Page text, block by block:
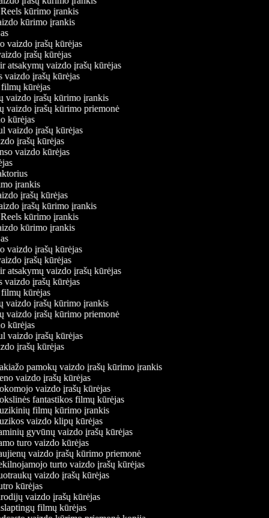
Reels kūrimo įrankis
kūrimo įrankis
vaizdo įrašų kūrėjas
įrašų kūrėjas
atsakymų vaizdo įrašų kūrėjas
vaizdo įrašų kūrėjas
filmų kūrėjas
vaizdo įrašų kūrimo įrankis
vaizdo įrašų kūrimo priemonė
kūrėjas
vaizdo įrašų kūrėjas
įrašų kūrėjas
vaizdo kūrėjas
įrankis
įrašų kūrėjas
įrašų kūrimo įrankis
Reels kūrimo įrankis
kūrimo įrankis
vaizdo įrašų kūrėjas
įrašų kūrėjas
atsakymų vaizdo įrašų kūrėjas
vaizdo įrašų kūrėjas
filmų kūrėjas
vaizdo įrašų kūrimo įrankis
vaizdo įrašų kūrimo priemonė
kūrėjas
vaizdo įrašų kūrėjas
įrašų kūrėjas
pamokų vaizdo įrašų kūrimo įrankis
vaizdo įrašų kūrėjas
vaizdo įrašų kūrėjas
fantastikos filmų kūrėjas
filmų kūrimo įrankis
vaizdo klipų kūrėjas
gyvūnų vaizdo įrašų kūrėjas
turo vaizdo kūrėjas
vaizdo įrašų kūrimo priemonė
turto vaizdo įrašų kūrėjas
vaizdo įrašų kūrėjas
kūrėjas
vaizdo įrašų kūrėjas
filmų kūrėjas